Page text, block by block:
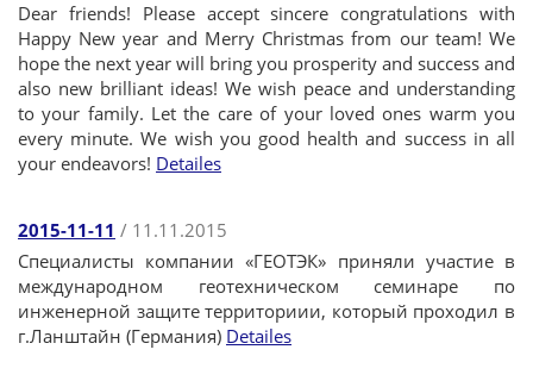
Dear friends! Please accept sincere congratulations with
Happy New year and Merry Christmas from our team! We
hope the next year will bring you prosperity and success and
also new brilliant ideas! We wish peace and understanding
to your family. Let the care of your loved ones warm you
every minute. We wish you good health and success in all
your endeavors! Detailes
2015-11-11 / 11.11.2015
Специалисты компании «ГЕОТЭК» приняли участие в
международном геотехническом семинаре по
инженерной защите территориии, который проходил в
г.Ланштайн (Германия) Detailes